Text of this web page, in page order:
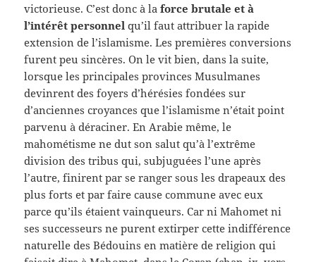
victorieuse. C’est donc à laforce brutale et à
l’intérêt personnel qu’il faut attribuer la rapide
extension de l’islamisme. Les premières conversions
furent peu sincères. On le vit bien, dans la suite,
lorsque les principales provinces Musulmanes
devinrent des foyers d’hérésies fondées sur
d’anciennes croyances que l’islamisme n’était point
parvenu à déraciner. En Arabie même, le
mahométisme ne dut son salut qu’à l’extrême
division des tribus qui, subjuguées l’une après
l’autre, finirent par se ranger sous les drapeaux des
plus forts et par faire cause commune avec eux
parce qu’ils étaient vainqueurs. Car ni Mahomet ni
ses successeurs ne purent extirper cette indifférence
naturelle des Bédouins en matière de religion qui